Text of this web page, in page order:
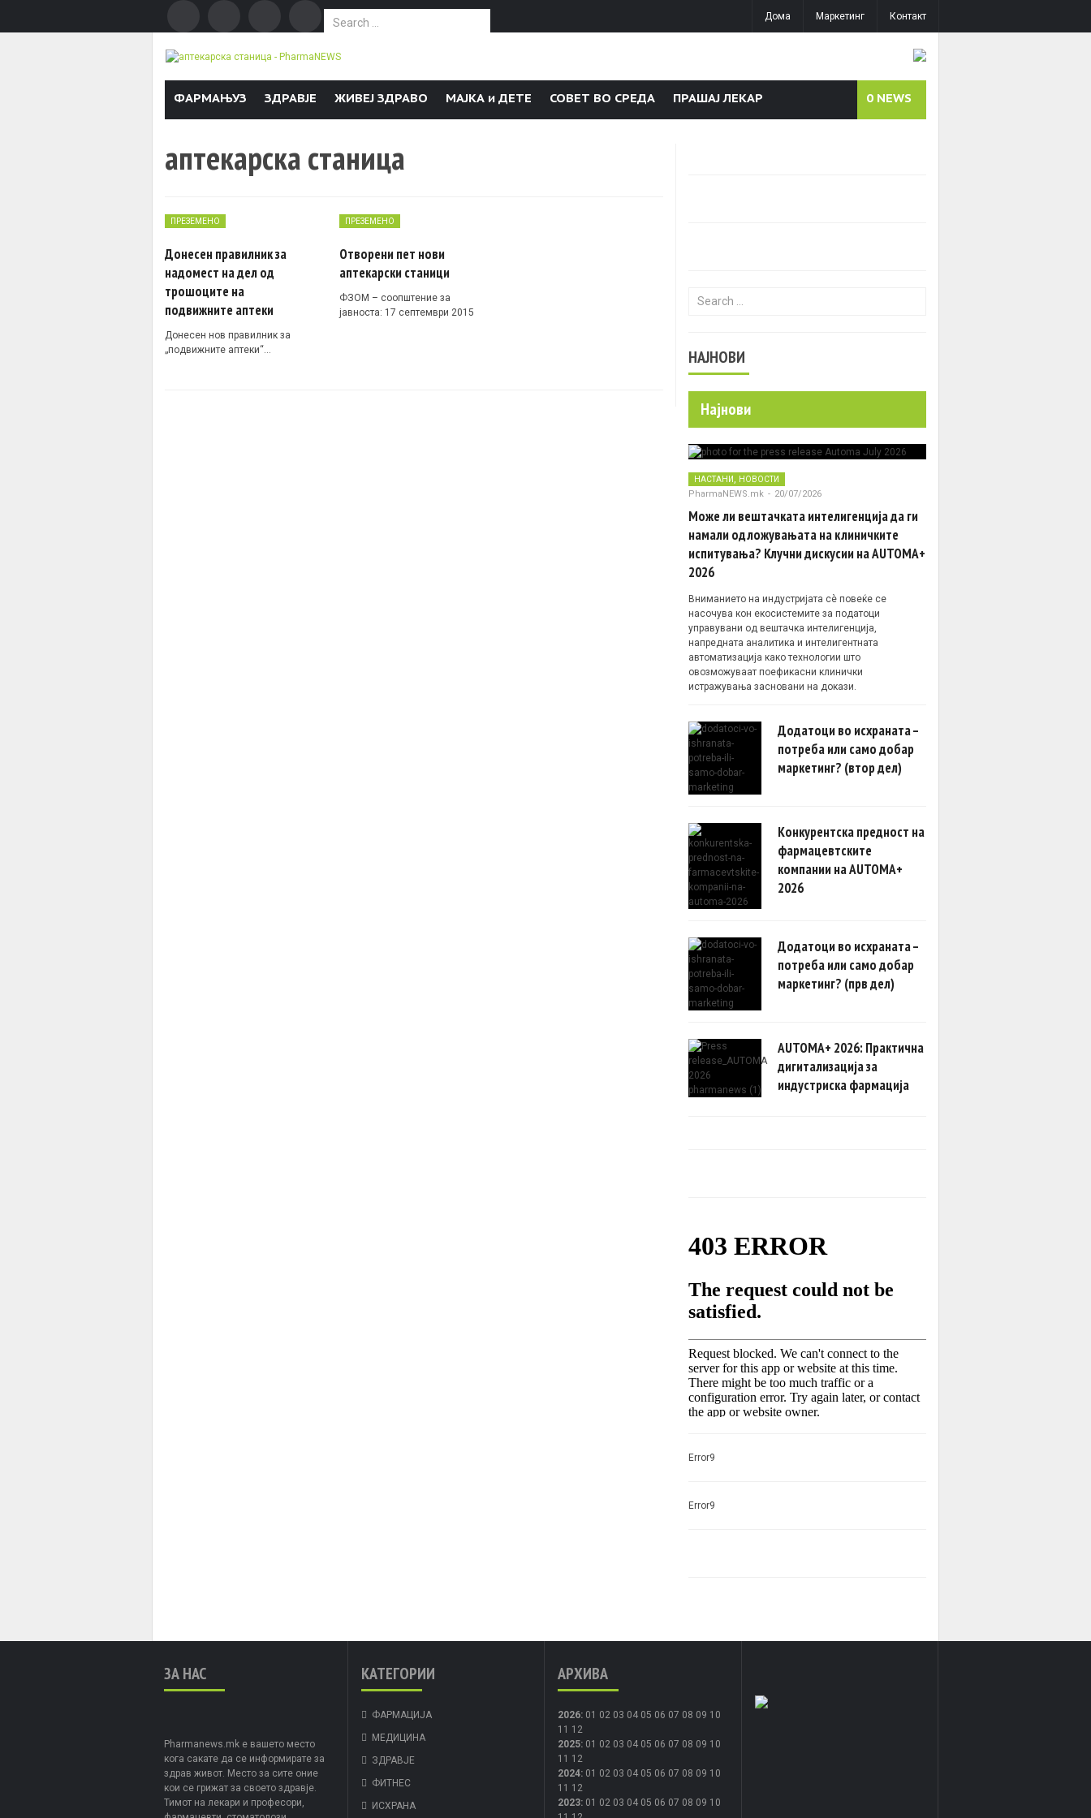
Search for:
Дома Маркетинг Контакт
ФАРМАЊУЗ ЗДРАВЈЕ ЖИВЕЈ ЗДРАВО МАЈКА и ДЕТЕ СОВЕТ ВО СРЕДА ПРАШАЈ ЛЕКАР 0 NEWS
аптекарска станица
ПРЕЗЕМЕНО
Донесен правилник за
надомест на дел од
трошоците на
подвижните аптеки
Донесен нов правилник за
„подвижните аптеки“…
ПРЕЗЕМЕНО
Отворени пет нови
аптекарски станици
ФЗОМ – соопштение за
јавноста: 17 септември 2015
Search for:
НАЈНОВИ
Најнови
НАСТАНИ НОВОСТИ
PharmaNEWS.mk - 20/07/2026
Може ли вештачката интелигенција да ги
намали одложувањата на клиничките
испитувања? Клучни дискусии на AUTOMA+
2026
Вниманието на индустријата сè повеќе се
насочува кон екосистемите за податоци
управувани од вештачка интелигенција,
напредната аналитика и интелигентната
автоматизација како технологии што
овозможуваат поефикасни клинички
истражувања засновани на докази.
Додатоци во исхраната –
потреба или само добар
маркетинг? (втор дел)
Конкурентска предност на
фармацевтските
компании на AUTOMA+
2026
Додатоци во исхраната –
потреба или само добар
маркетинг? (прв дел)
AUTOMA+ 2026: Практична
дигитализација за
индустриска фармација
Error9
Error9
ЗА НАС
Pharmanews.mk е вашето место
кога сакате да се информирате за
здрав живот. Место за сите оние
кои се грижат за своето здравје.
Тимот на лекари и професори,
КАТЕГОРИИ
ФАРМАЦИЈА
МЕДИЦИНА
ЗДРАВЈЕ
ФИТНЕС
ИСХРАНА
АРХИВА
2026: 01 02 03 04 05 06 07 08 09 10
11 12
2025: 01 02 03 04 05 06 07 08 09 10
11 12
2024: 01 02 03 04 05 06 07 08 09 10
11 12
2023: 01 02 03 04 05 06 07 08 09 10